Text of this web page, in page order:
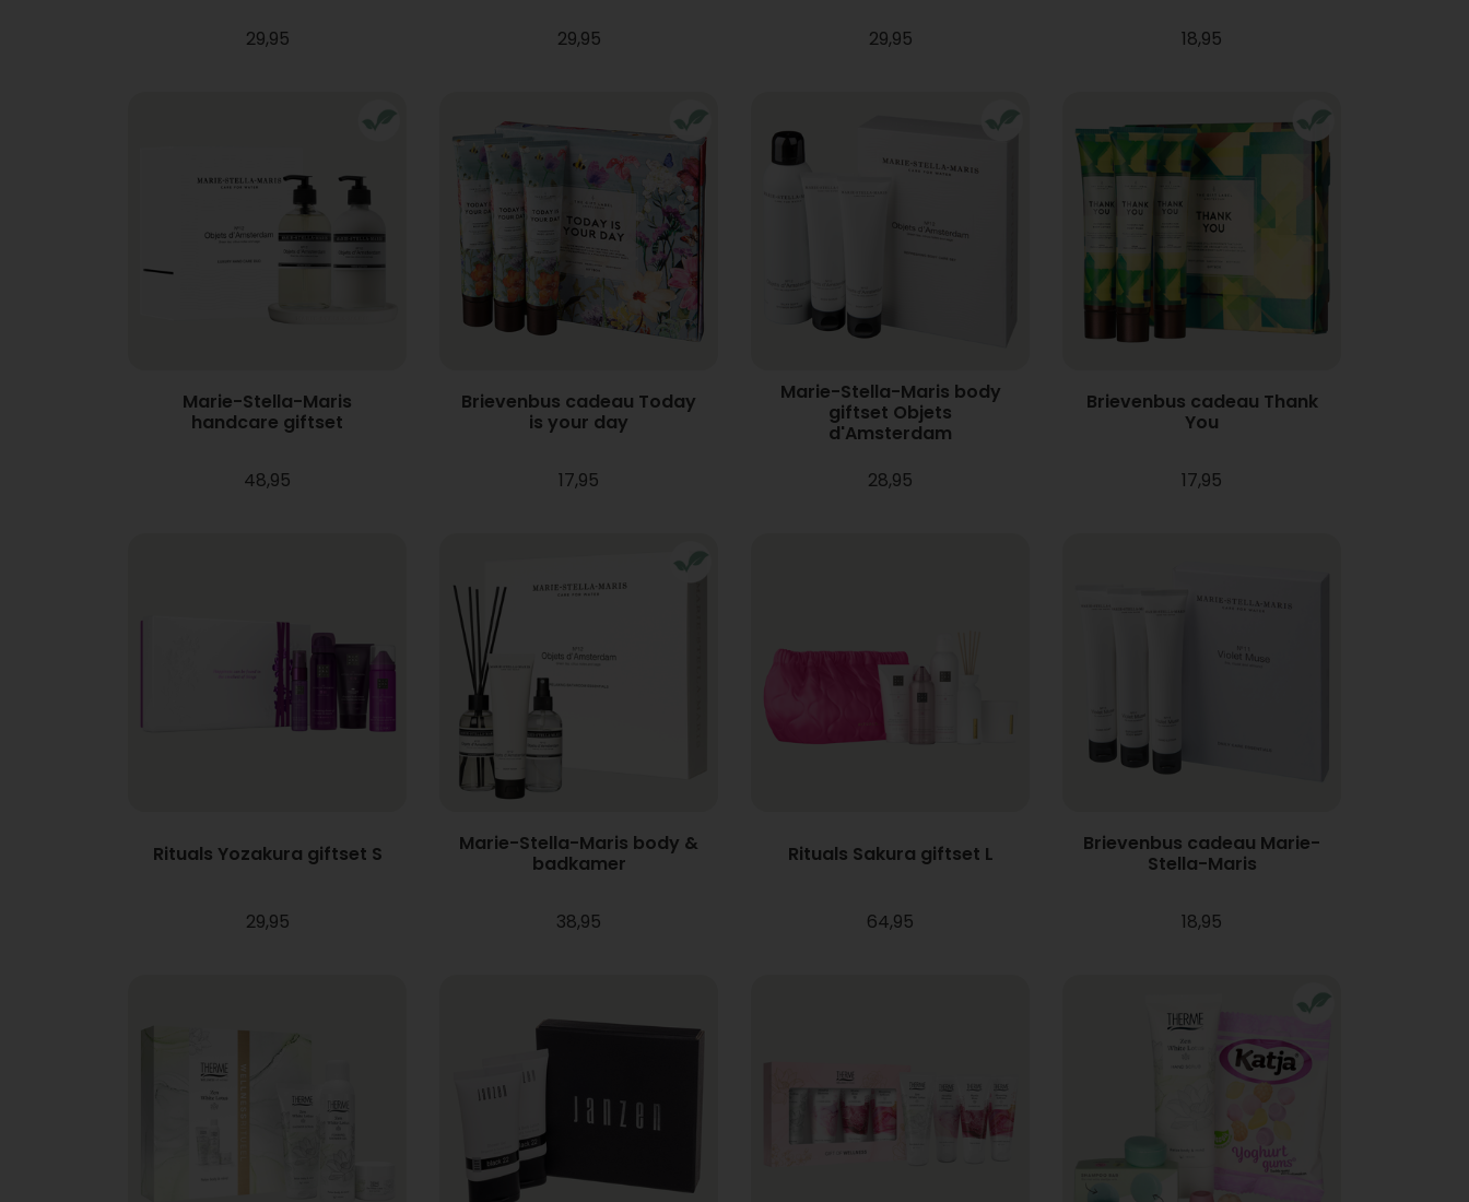
29,95 29,95 29,95 18,95
Marie-Stella-Maris
handcare giftset
48,95
Brievenbus cadeau Today
is your day
17,95
Marie-Stella-Maris body
giftset Objets
d'Amsterdam
28,95
Brievenbus cadeau Thank
You
17,95
Rituals Yozakura giftset S
29,95
Marie-Stella-Maris body &
badkamer
38,95
Rituals Sakura giftset L
64,95
Brievenbus cadeau Marie-
Stella-Maris
18,95